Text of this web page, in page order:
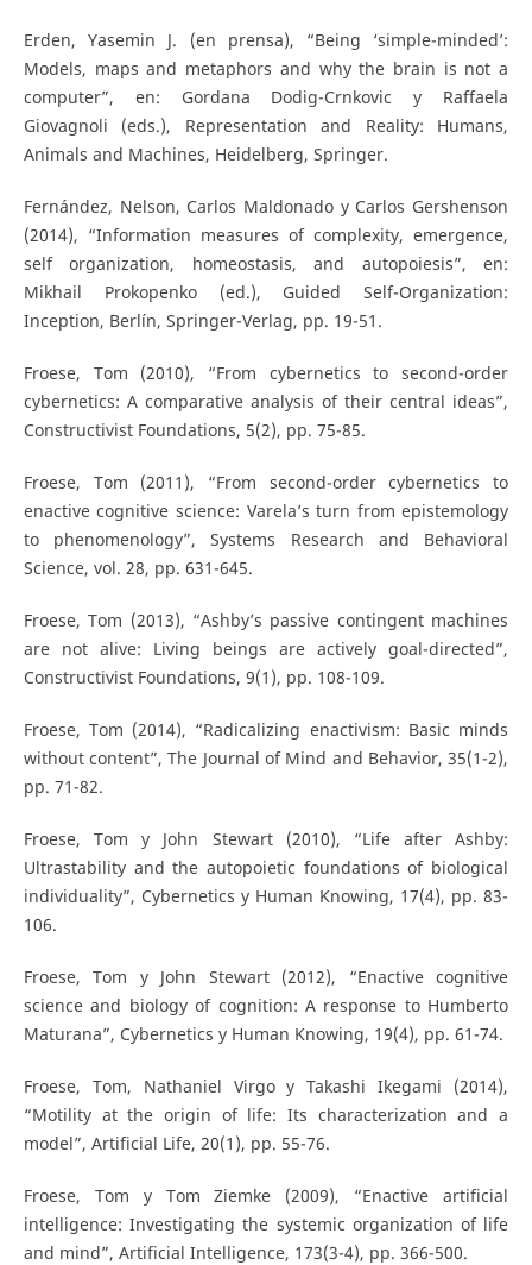
Erden, Yasemin J. (en prensa), “Being ‘simple-minded’:
Models, maps and metaphors and why the brain is not a
computer”, en: Gordana Dodig-Crnkovic y Raffaela
Giovagnoli (eds.), Representation and Reality: Humans,
Animals and Machines, Heidelberg, Springer.
Fernández, Nelson, Carlos Maldonado y Carlos Gershenson
(2014), “Information measures of complexity, emergence,
self organization, homeostasis, and autopoiesis”, en:
Mikhail Prokopenko (ed.), Guided Self-Organization:
Inception, Berlín, Springer-Verlag, pp. 19-51.
Froese, Tom (2010), “From cybernetics to second-order
cybernetics: A comparative analysis of their central ideas”,
Constructivist Foundations, 5(2), pp. 75-85.
Froese, Tom (2011), “From second-order cybernetics to
enactive cognitive science: Varela’s turn from epistemology
to phenomenology”, Systems Research and Behavioral
Science, vol. 28, pp. 631-645.
Froese, Tom (2013), “Ashby’s passive contingent machines
are not alive: Living beings are actively goal-directed”,
Constructivist Foundations, 9(1), pp. 108-109.
Froese, Tom (2014), “Radicalizing enactivism: Basic minds
without content”, The Journal of Mind and Behavior, 35(1-2),
pp. 71-82.
Froese, Tom y John Stewart (2010), “Life after Ashby:
Ultrastability and the autopoietic foundations of biological
individuality”, Cybernetics y Human Knowing, 17(4), pp. 83-
106.
Froese, Tom y John Stewart (2012), “Enactive cognitive
science and biology of cognition: A response to Humberto
Maturana”, Cybernetics y Human Knowing, 19(4), pp. 61-74.
Froese, Tom, Nathaniel Virgo y Takashi Ikegami (2014),
“Motility at the origin of life: Its characterization and a
model”, Artificial Life, 20(1), pp. 55-76.
Froese, Tom y Tom Ziemke (2009), “Enactive artificial
intelligence: Investigating the systemic organization of life
and mind”, Artificial Intelligence, 173(3-4), pp. 366-500.